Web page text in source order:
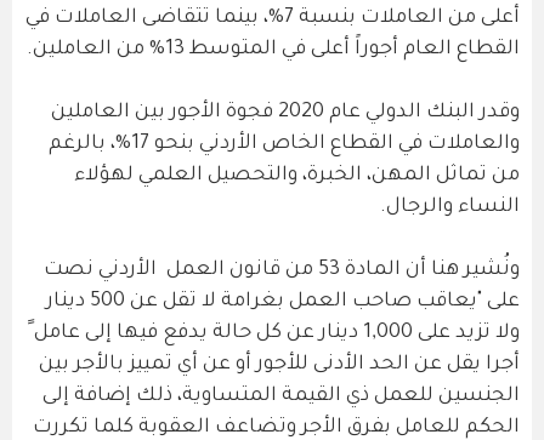
أعلى من العاملات بنسبة 7%، بينما تتقاضى العاملات في
القطاع العام أجوراً أعلى في المتوسط 13% من العاملين.
وقدر البنك الدولي عام 2020 فجوة الأجور بين العاملين
والعاملات في القطاع الخاص الأردني بنحو 17%، بالرغم
من تماثل المهن، الخبرة، والتحصيل العلمي لهؤلاء
النساء والرجال.
ونُشير هنا أن المادة 53 من قانون العمل الأردني نصت
على "يعاقب صاحب العمل بغرامة لا تقل عن 500 دينار
ولا تزيد على 1,000 دينار عن كل حالة يدفع فيها إلى عامل ً
أجرا يقل عن الحد الأدنى للأجور أو عن أي تمييز بالأجر بين
الجنسين للعمل ذي القيمة المتساوية، ذلك إضافة إلى
الحكم للعامل بفرق الأجر وتضاعف العقوبة كلما تكررت